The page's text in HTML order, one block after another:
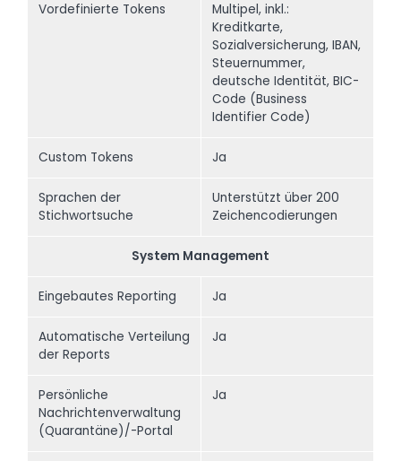
Vordefinierte Tokens
Multipel, inkl.:
Kreditkarte,
Sozialversicherung, IBAN,
Steuernummer,
deutsche Identität, BIC-
Code (Business
Identifier Code)
Custom Tokens Ja
Sprachen der
Stichwortsuche
Unterstützt über 200
Zeichencodierungen
System Management
Eingebautes Reporting Ja
Automatische Verteilung
der Reports
Ja
Persönliche
Nachrichtenverwaltung
(Quarantäne)/-Portal
Ja